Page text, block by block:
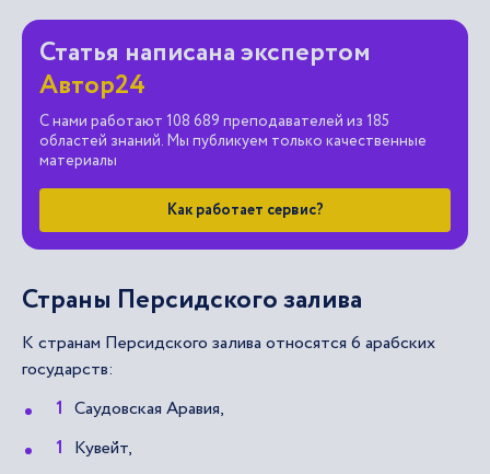
Статья написана экспертом
Автор24
С нами работают 108 689 преподавателей из 185
областей знаний. Мы публикуем только качественные
материалы
Как работает сервис?
Страны Персидского залива
К странам Персидского залива относятся 6 арабских
государств:
Саудовская Аравия,
Кувейт,